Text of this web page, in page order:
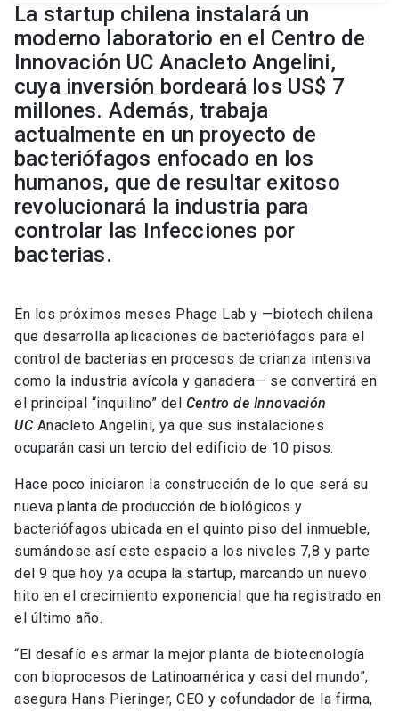
La startup chilena instalará un
moderno laboratorio en el Centro de
Innovación UC Anacleto Angelini,
cuya inversión bordeará los US$ 7
millones. Además, trabaja
actualmente en un proyecto de
bacteriófagos enfocado en los
humanos, que de resultar exitoso
revolucionará la industria para
controlar las Infecciones por
bacterias.
En los próximos meses Phage Lab y —biotech chilena
que desarrolla aplicaciones de bacteriófagos para el
control de bacterias en procesos de crianza intensiva
como la industria avícola y ganadera— se convertirá en
el principal “inquilino” del Centro de Innovación
UC Anacleto Angelini, ya que sus instalaciones
ocuparán casi un tercio del edificio de 10 pisos.
Hace poco iniciaron la construcción de lo que será su
nueva planta de producción de biológicos y
bacteriófagos ubicada en el quinto piso del inmueble,
sumándose así este espacio a los niveles 7,8 y parte
del 9 que hoy ya ocupa la startup, marcando un nuevo
hito en el crecimiento exponencial que ha registrado en
el último año.
“El desafío es armar la mejor planta de biotecnología
con bioprocesos de Latinoamérica y casi del mundo”,
asegura Hans Pieringer, CEO y cofundador de la firma,